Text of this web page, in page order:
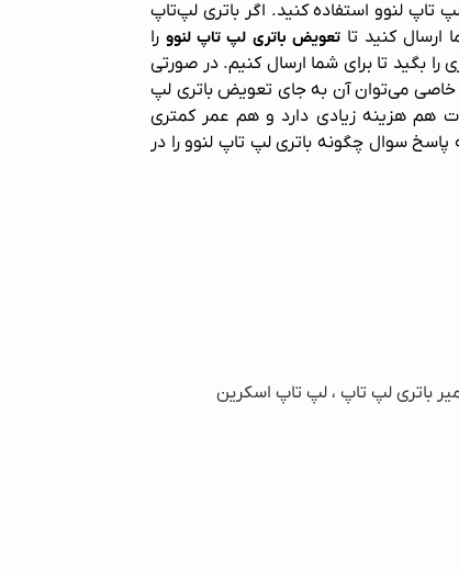
تاپ لنوو استفاده کنید. اگر باتری لپ‌تاپ
ارسال کنید تاتعویض باتری لپ‌ تاپ لنوورا
را بگید تا برای شما ارسال کنیم. در صورتی
خاصی می‌توان آن به جای تعویض باتری لپ
هم هزینه زیادی دارد و هم عمر کمتری
سوال چگونه باتری لپ تاپ لنوو را در